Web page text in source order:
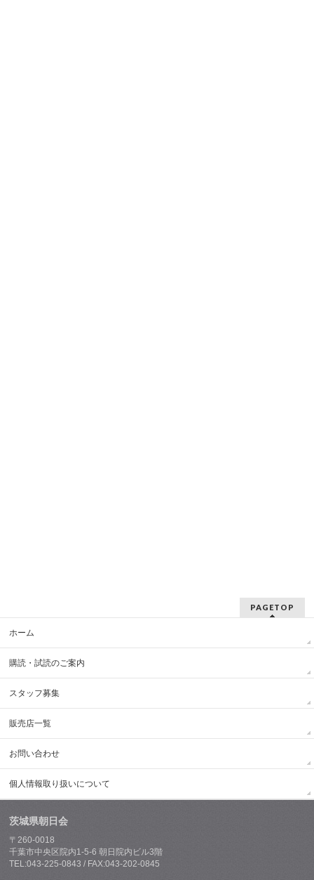
PAGETOP
ホーム
購読・試読のご案内
スタッフ募集
販売店一覧
お問い合わせ
個人情報取り扱いについて
茨城県朝日会
〒260-0018
千葉市中央区院内1-5-6 朝日院内ビル3階
TEL:043-225-0843 / FAX:043-202-0845